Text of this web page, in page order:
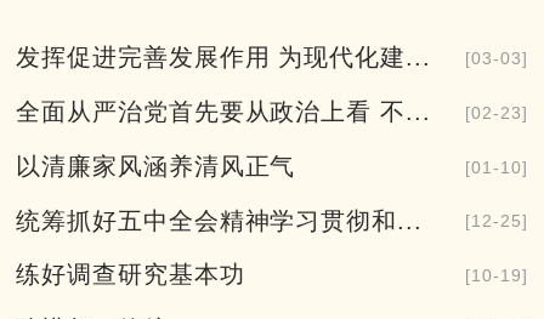
发挥促进完善发展作用 为现代化建... [03-03]
全面从严治党首先要从政治上看 不... [02-23]
以清廉家风涵养清风正气 [01-10]
统筹抓好五中全会精神学习贯彻和... [12-25]
练好调查研究基本功 [10-19]